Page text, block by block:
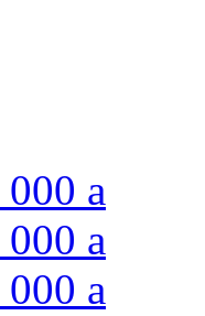
a
a
a